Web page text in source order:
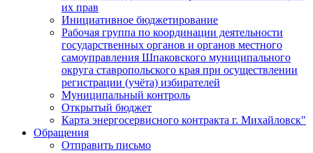
их прав
Инициативное бюджетирование
Рабочая группа по координации деятельности
государственных органов и органов местного
самоуправления Шпаковского муниципального
округа ставропольского края при осуществлении
регистрации (учёта) избирателей
Муниципальный контроль
Открытый бюджет
Карта энергосервисного контракта г. Михайловск"
Обращения
Отправить письмо